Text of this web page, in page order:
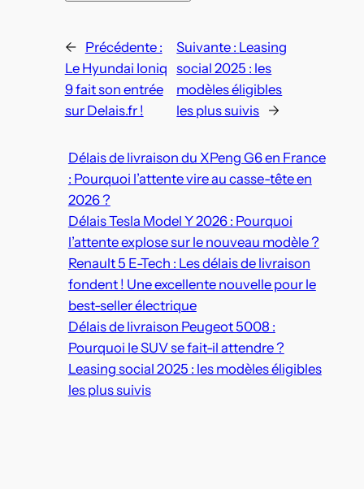
←
Précédente :
Le Hyundai Ioniq
9 fait son entrée
sur Delais.fr !
Suivante : Leasing
social 2025 : les
modèles éligibles
les plus suivis →
Délais de livraison du XPeng G6 en France
: Pourquoi l’attente vire au casse-tête en
2026 ?
Délais Tesla Model Y 2026 : Pourquoi
l’attente explose sur le nouveau modèle ?
Renault 5 E-Tech : Les délais de livraison
fondent ! Une excellente nouvelle pour le
best-seller électrique
Délais de livraison Peugeot 5008 :
Pourquoi le SUV se fait-il attendre ?
Leasing social 2025 : les modèles éligibles
les plus suivis